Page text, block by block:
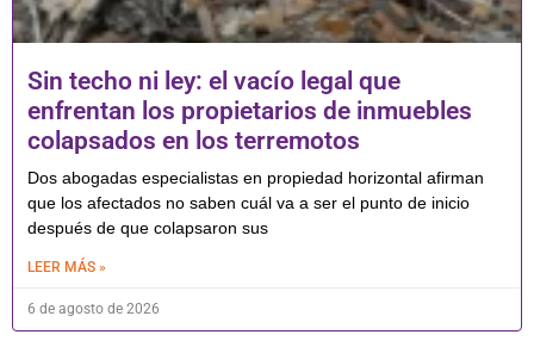
Sin techo ni ley: el vacío legal que
enfrentan los propietarios de inmuebles
colapsados en los terremotos
Dos abogadas especialistas en propiedad horizontal afirman
que los afectados no saben cuál va a ser el punto de inicio
después de que colapsaron sus
LEER MÁS »
6 de agosto de 2026